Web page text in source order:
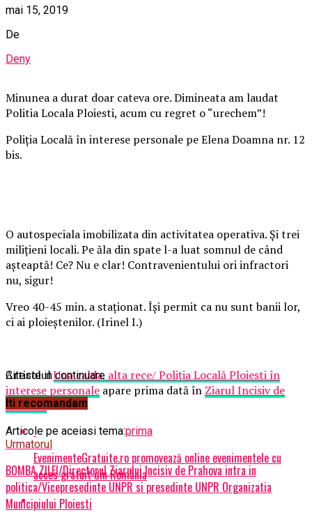
mai 15, 2019
De
Deny
Minunea a durat doar cateva ore. Dimineata am laudat
Politia Locala Ploiesti, acum cu regret o “urechem”!
Poliția Locală în interese personale pe Elena Doamna nr. 12
bis.
O autospeciala imobilizata din activitatea operativa. Și trei
milițieni locali. Pe ăla din spate l-a luat somnul de când
așteaptă! Ce? Nu e clar! Contravenientului ori infractori
nu, sigur!
Vreo 40-45 min. a staționat. Își permit ca nu sunt banii lor,
ci ai ploieștenilor. (Irinel I.)
ArticolulUna calda, alta rece/ Poliția Locală Ploiesti în
interese personale apare prima dată în Ziarul Incisiv de
Prahova.
Articole pe aceiasi tema:prima
Urmatorul
BOMBA ZILEI/Directorul Ziarului Incisiv de Prahova intra in
politica/Vicepresedinte UNPR si presedinte UNPR Organizatia
Municipiului Ploiesti
Citeste in continuare
Iti recomandam
EvenimenteGratuite.ro promovează online evenimentele cu
acces gratuit din România